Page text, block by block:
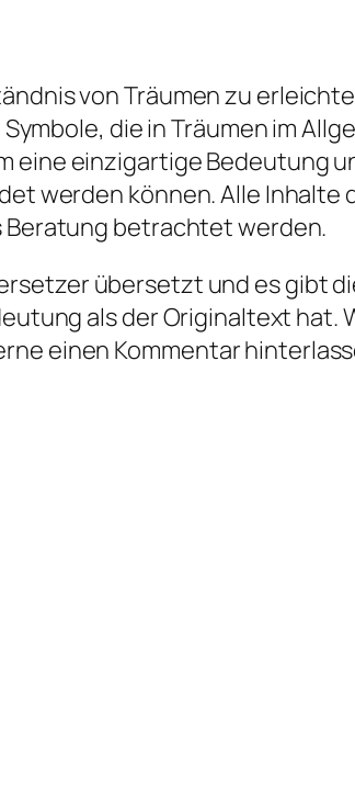
von Träumen zu
die in Träumen im
eine einzigartige Bedeutung
werden können. Alle Inhalte
Beratung betrachtet werden.
übersetzt und es gibt
als der Originaltext hat.
einen Kommentar